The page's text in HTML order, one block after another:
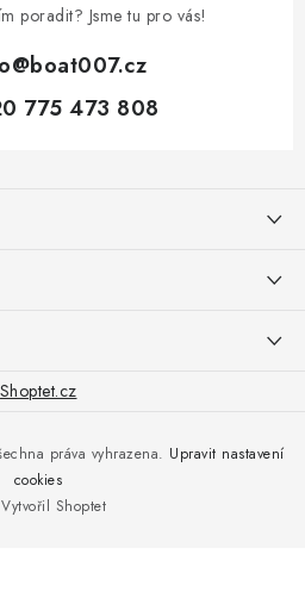
poradit? Jsme tu pro vás!
@boat007.cz
775 473 808
Shoptet.cz
Vytvořil Shoptet
práva vyhrazena. Upravit nastavení
cookies